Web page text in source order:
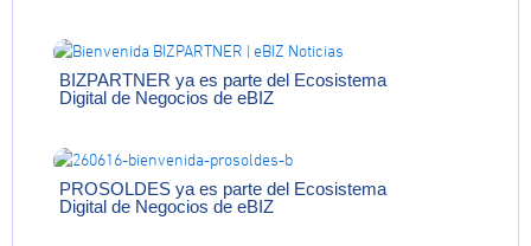
BIZPARTNER ya es parte del Ecosistema
Digital de Negocios de eBIZ
PROSOLDES ya es parte del Ecosistema
Digital de Negocios de eBIZ